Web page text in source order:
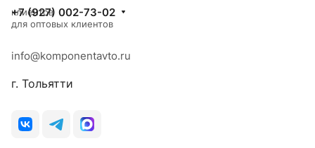
клиентов
+7 (927) 002-73-02
для оптовых клиентов
info@komponentavto.ru
г. Тольятти